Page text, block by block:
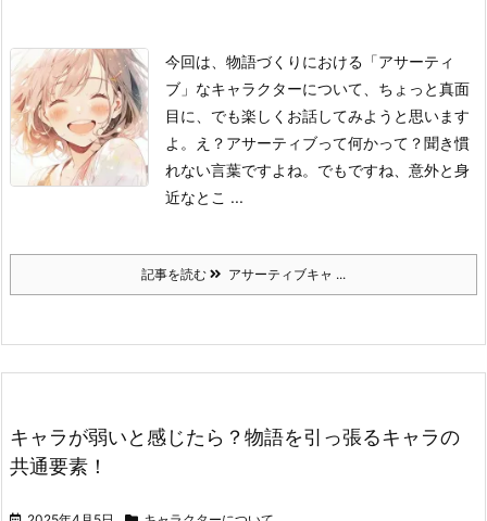
今回は、物語づくりにおける「アサーティ
ブ」なキャラクターについて、ちょっと真面
目に、でも楽しくお話してみようと思います
よ。
え？アサーティブって何かって？聞き慣
れない言葉ですよね。でもですね、意外と身
近なとこ ...
記事を読む アサーティブキャ ...
キャラが弱いと感じたら？物語を引っ張るキャラの
共通要素！